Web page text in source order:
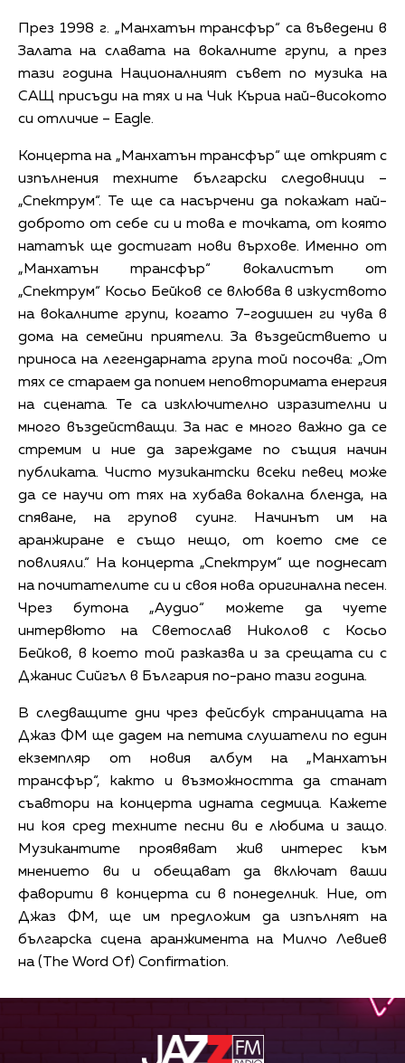
През 1998 г. „Манхатън трансфър“ са въведени в
Залата на славата на вокалните групи, а през
тази година Националният съвет по музика на
САЩ присъди на тях и на Чик Къриа най-високото
си отличие – Eagle.
Концерта на „Манхатън трансфър“ ще открият с
изпълнения техните български следовници –
„Спектрум“. Те ще са насърчени да покажат най-
доброто от себе си и това е точката, от която
нататък ще достигат нови върхове. Именно от
„Манхатън трансфър“ вокалистът от
„Спектрум“ Косьо Бейков се влюбва в изкуството
на вокалните групи, когато 7-годишен ги чува в
дома на семейни приятели. За въздействието и
приноса на легендарната група той посочва: „От
тях се стараем да попием неповторимата енергия
на сцената. Те са изключително изразителни и
много въздействащи. За нас е много важно да се
стремим и ние да зареждаме по същия начин
публиката. Чисто музикантски всеки певец може
да се научи от тях на хубава вокална бленда, на
спяване, на групов суинг. Начинът им на
аранжиране е също нещо, от което сме се
повлияли.“ На концерта „Спектрум“ ще поднесат
на почитателите си и своя нова оригинална песен.
Чрез бутона „Аудио“ можете да чуете
интервюто на Светослав Николов с Косьо
Бейков, в което той разказва и за срещата си с
Джанис Сийгъл в България по-рано тази година.
В следващите дни чрез фейсбук страницата на
Джаз ФМ ще дадем на петима слушатели по един
екземпляр от новия албум на „Манхатън
трансфър“, както и възможността да станат
съавтори на концерта идната седмица. Кажете
ни коя сред техните песни ви е любима и защо.
Музикантите проявяват жив интерес към
мнението ви и обещават да включат ваши
фаворити в концерта си в понеделник. Ние, от
Джаз ФМ, ще им предложим да изпълнят на
българска сцена аранжимента на Милчо Левиев
на (The Word Of) Confirmation.